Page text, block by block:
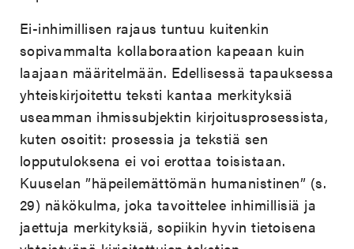
Ei-inhimillisen rajaus tuntuu kuitenkin
sopivammalta kollaboraation kapeaan kuin
laajaan määritelmään. Edellisessä tapauksessa
yhteiskirjoitettu teksti kantaa merkityksiä
useamman ihmissubjektin kirjoitusprosessista,
kuten osoitit: prosessia ja tekstiä sen
lopputuloksena ei voi erottaa toisistaan.
Kuuselan ”häpeilemättömän humanistinen” (s.
29) näkökulma, joka tavoittelee inhimillisiä ja
jaettuja merkityksiä, sopiikin hyvin tietoisena